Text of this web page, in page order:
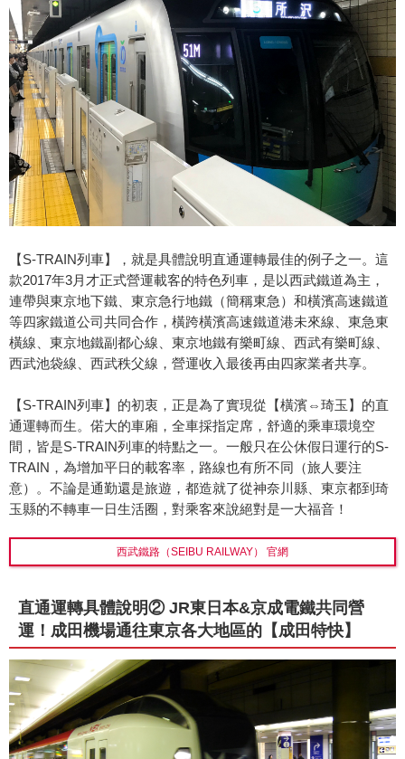
【S-TRAIN列車】，就是具體說明直通運轉最佳的例子之一。這
款2017年3月才正式營運載客的特色列車，是以西武鐵道為主，
連帶與東京地下鐵、東京急行地鐵（簡稱東急）和橫濱高速鐵道
等四家鐵道公司共同合作，橫跨橫濱高速鐵道港未來線、東急東
橫線、東京地鐵副都心線、東京地鐵有樂町線、西武有樂町線、
西武池袋線、西武秩父線，營運收入最後再由四家業者共享。
【S-TRAIN列車】的初衷，正是為了實現從【橫濱⇔琦玉】的直
通運轉而生。偌大的車廂，全車採指定席，舒適的乘車環境空
間，皆是S-TRAIN列車的特點之一。一般只在公休假日運行的S-
TRAIN，為增加平日的載客率，路線也有所不同（旅人要注
意）。不論是通勤還是旅遊，都造就了從神奈川縣、東京都到琦
玉縣的不轉車一日生活圈，對乘客來說絕對是一大福音！
西武鐵路（SEIBU RAILWAY） 官網
直通運轉具體說明② JR東日本&京成電鐵共同營
運！成田機場通往東京各大地區的【成田特快】